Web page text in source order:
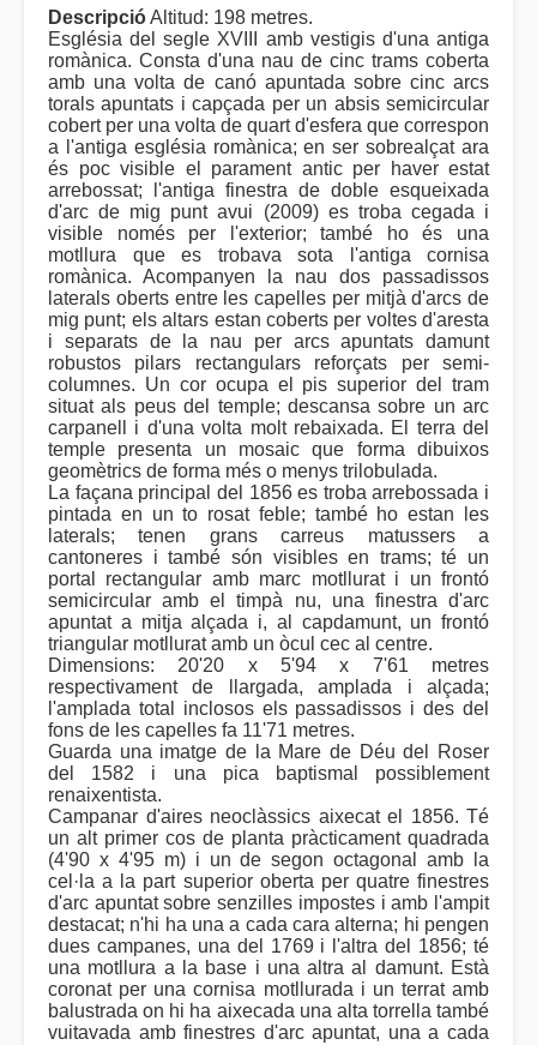
DescripcióAltitud: 198 metres.
Església del segle XVIII amb vestigis d'una antiga
romànica. Consta d'una nau de cinc trams coberta
amb una volta de canó apuntada sobre cinc arcs
torals apuntats i capçada per un absis semicircular
cobert per una volta de quart d'esfera que correspon
a l'antiga església romànica; en ser sobrealçat ara
és poc visible el parament antic per haver estat
arrebossat; l'antiga finestra de doble esqueixada
d'arc de mig punt avui (2009) es troba cegada i
visible només per l'exterior; també ho és una
motllura que es trobava sota l'antiga cornisa
romànica. Acompanyen la nau dos passadissos
laterals oberts entre les capelles per mitjà d'arcs de
mig punt; els altars estan coberts per voltes d'aresta
i separats de la nau per arcs apuntats damunt
robustos pilars rectangulars reforçats per semi-
columnes. Un cor ocupa el pis superior del tram
situat als peus del temple; descansa sobre un arc
carpanell i d'una volta molt rebaixada. El terra del
temple presenta un mosaic que forma dibuixos
geomètrics de forma més o menys trilobulada.
La façana principal del 1856 es troba arrebossada i
pintada en un to rosat feble; també ho estan les
laterals; tenen grans carreus matussers a
cantoneres i també són visibles en trams; té un
portal rectangular amb marc motllurat i un frontó
semicircular amb el timpà nu, una finestra d'arc
apuntat a mitja alçada i, al capdamunt, un frontó
triangular motllurat amb un òcul cec al centre.
Dimensions: 20'20 x 5'94 x 7'61 metres
respectivament de llargada, amplada i alçada;
l'amplada total inclosos els passadissos i des del
fons de les capelles fa 11'71 metres.
Guarda una imatge de la Mare de Déu del Roser
del 1582 i una pica baptismal possiblement
renaixentista.
Campanar d'aires neoclàssics aixecat el 1856. Té
un alt primer cos de planta pràcticament quadrada
(4'90 x 4'95 m) i un de segon octagonal amb la
cel·la a la part superior oberta per quatre finestres
d'arc apuntat sobre senzilles impostes i amb l'ampit
destacat; n'hi ha una a cada cara alterna; hi pengen
dues campanes, una del 1769 i l'altra del 1856; té
una motllura a la base i una altra al damunt. Està
coronat per una cornisa motllurada i un terrat amb
balustrada on hi ha aixecada una alta torrella també
vuitavada amb finestres d'arc apuntat, una a cada